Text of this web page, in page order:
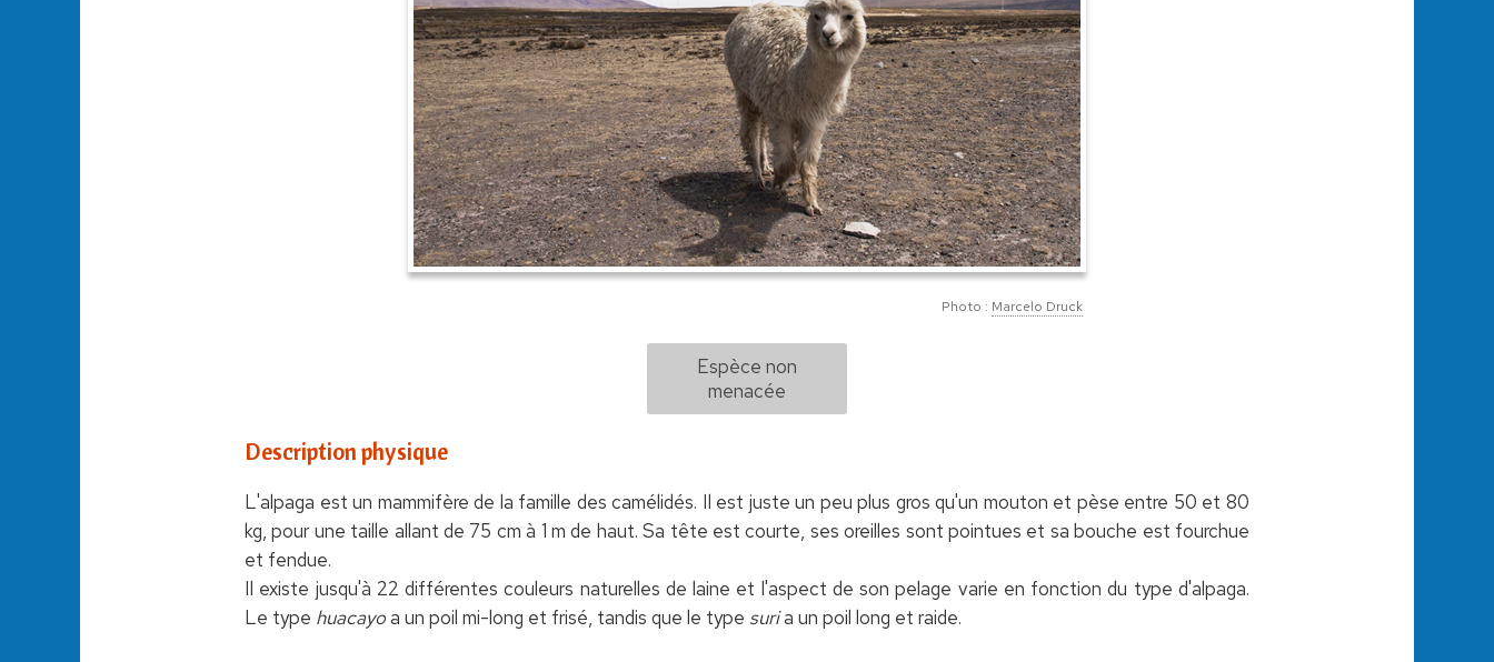
Photo : Marcelo Druck
Espèce non
menacée
Description physique
L'alpaga est un mammifère de la famille des camélidés. Il est juste un peu plus gros qu'un mouton et pèse entre 50 et 80
kg, pour une taille allant de 75 cm à 1 m de haut. Sa tête est courte, ses oreilles sont pointues et sa bouche est fourchue
et fendue.
Il existe jusqu'à 22 différentes couleurs naturelles de laine et l'aspect de son pelage varie en fonction du type d'alpaga.
Le type huacayoa un poil mi-long et frisé, tandis que le type suria un poil long et raide.